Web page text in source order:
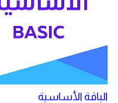
الباقة الأساسية